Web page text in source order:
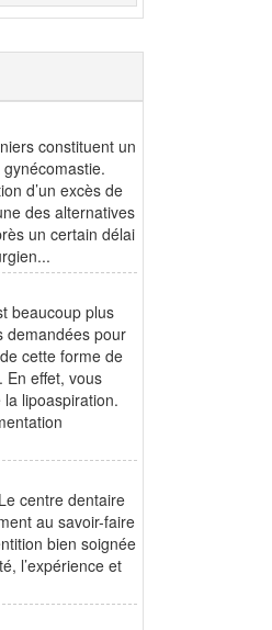
constituent un
d’un excès de
des alternatives
un certain délai
beaucoup plus
demandées pour
cette forme de
En effet, vous
lipoaspiration.
centre dentaire
au savoir-faire
bien soignée
l’expérience et